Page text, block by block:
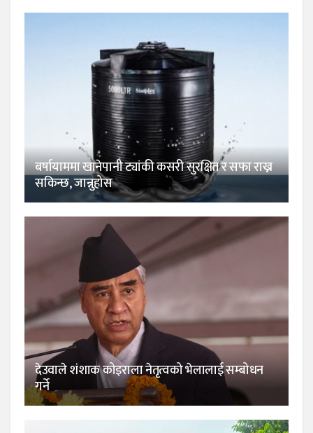
बर्षायाममा खानेपानी ट्यांकी कसरी सुरक्षित र सफा राख्न
सकिन्छ, जान्नुहोस
देउवाले शंशाक कोइराला नेतृत्वको भेलालाई सम्बोधन
गर्ने